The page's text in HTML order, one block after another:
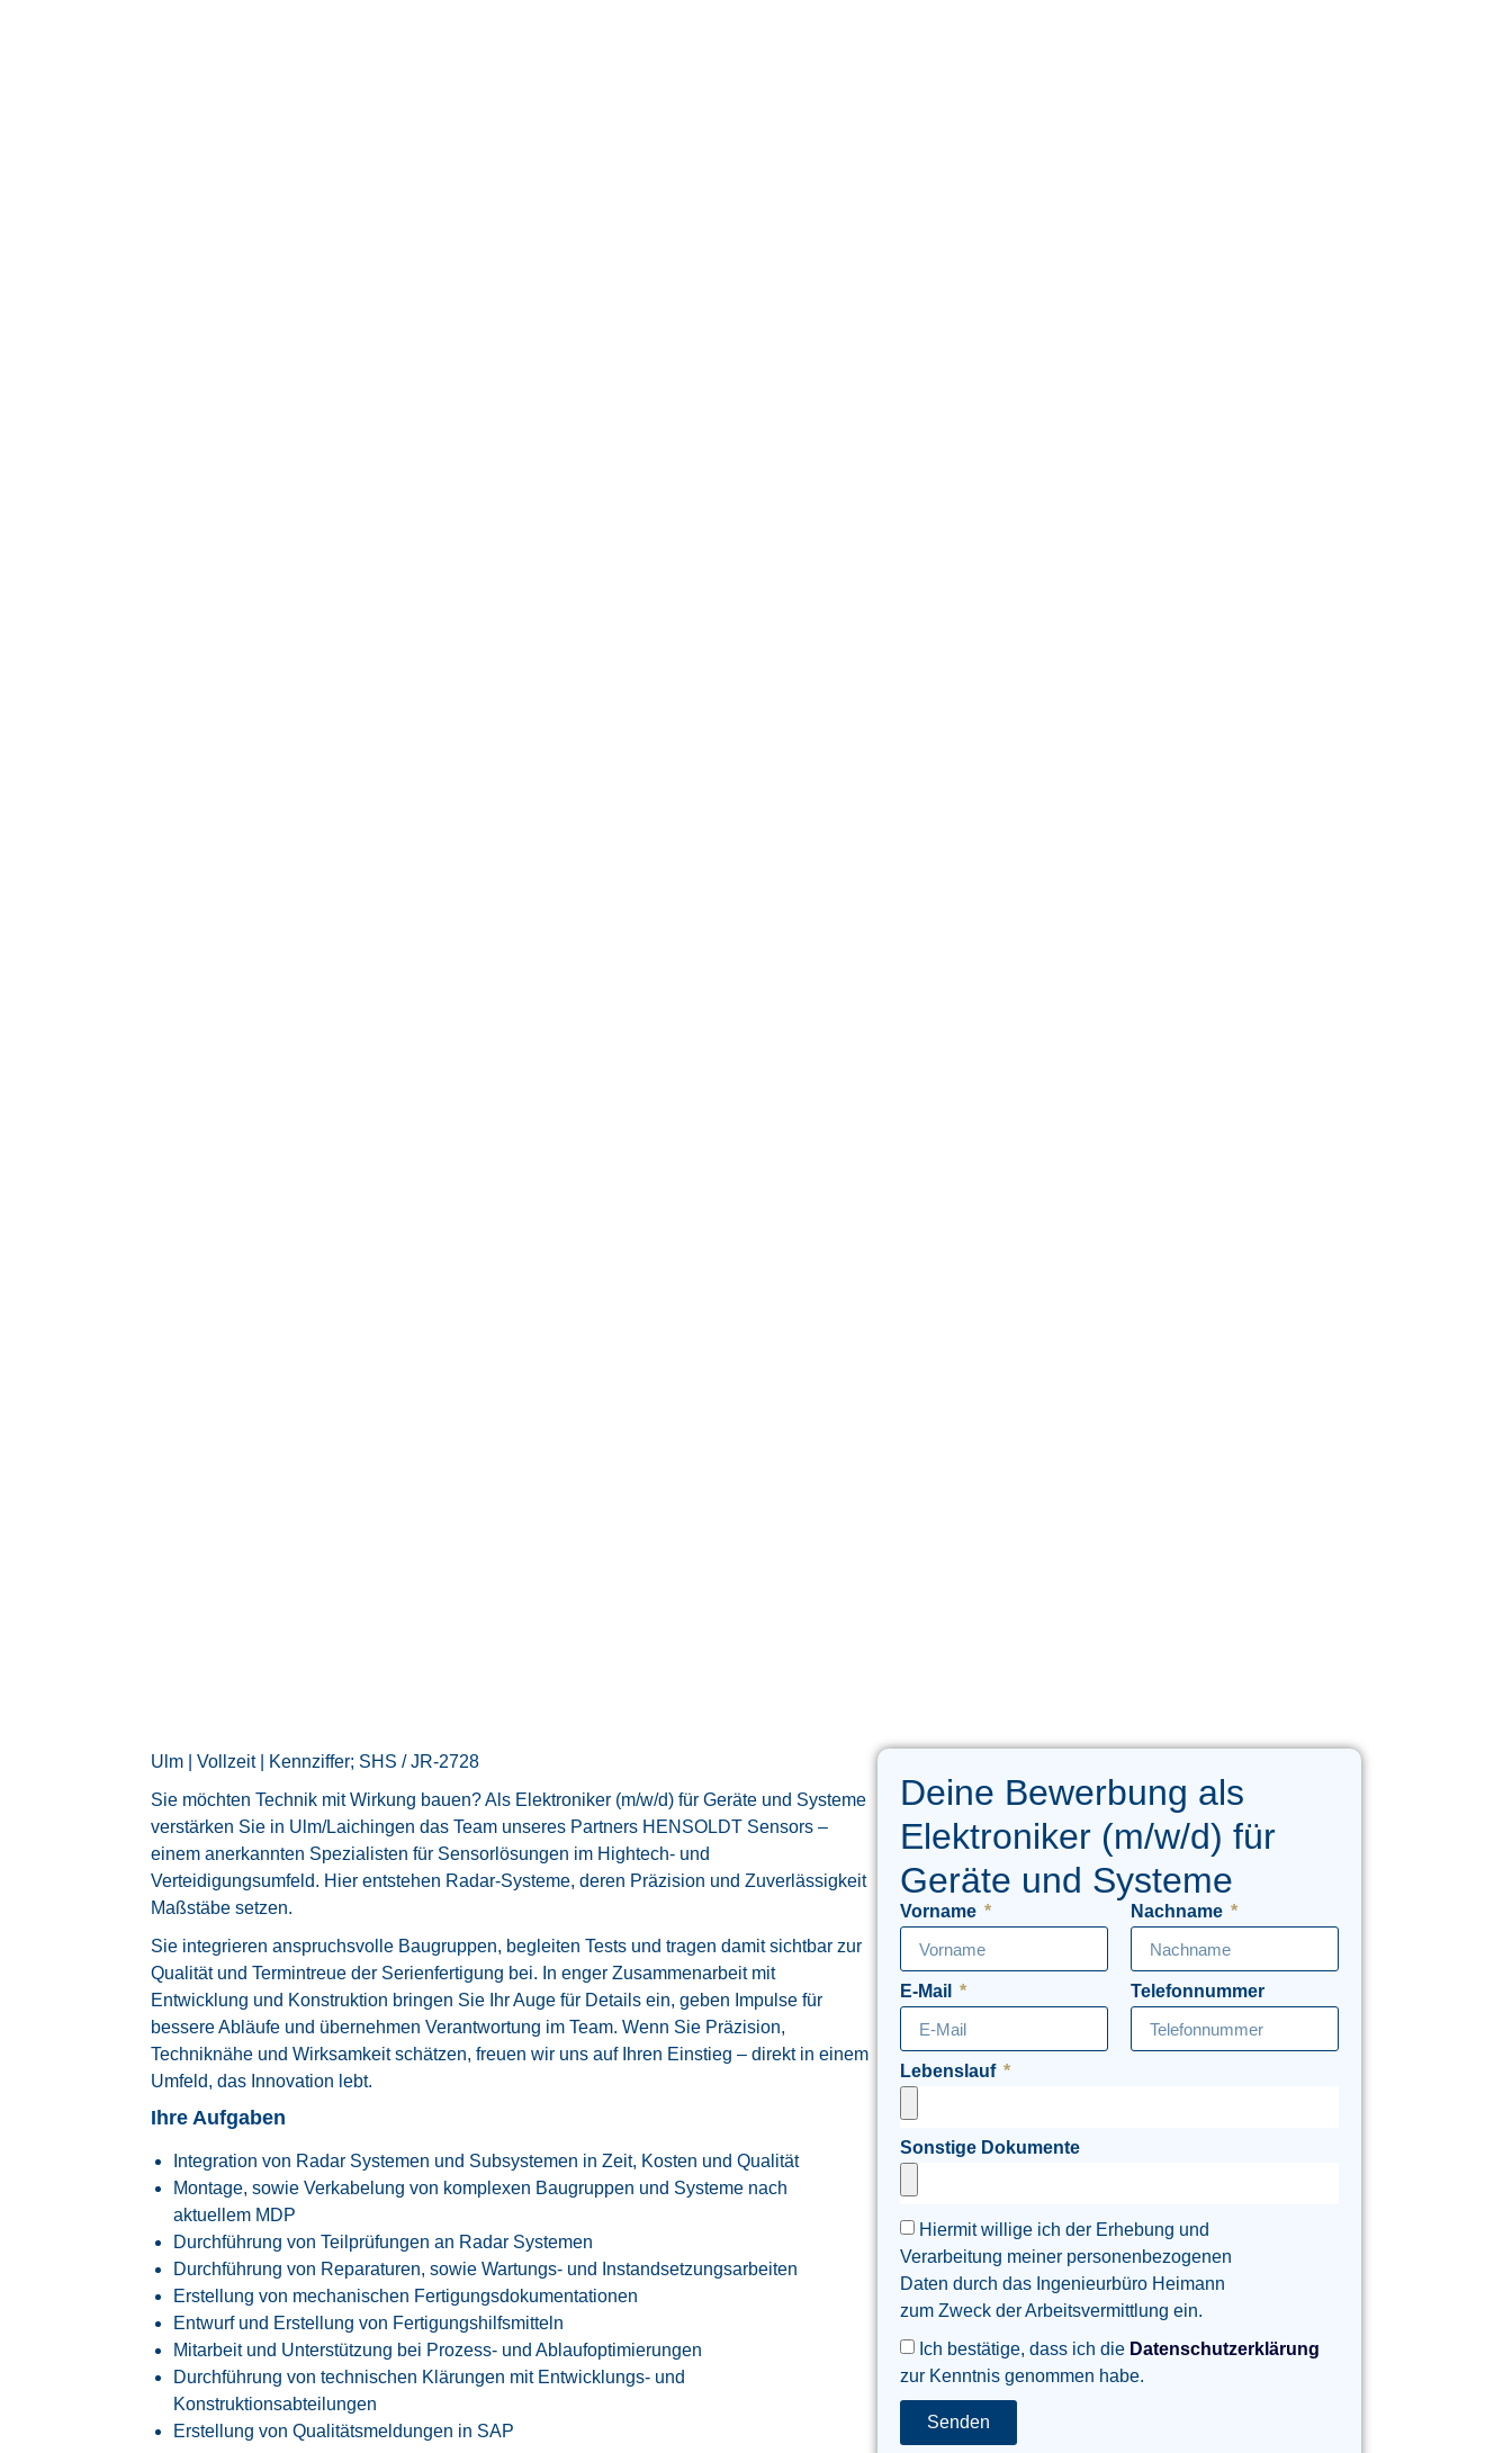
Ulm | Vollzeit | Kennziffer; SHS / JR-2728
Sie möchten Technik mit Wirkung bauen? Als Elektroniker (m/w/d) für Geräte und Systeme
verstärken Sie in Ulm/Laichingen das Team unseres Partners HENSOLDT Sensors –
einem anerkannten Spezialisten für Sensorlösungen im Hightech- und
Verteidigungsumfeld. Hier entstehen Radar‑Systeme, deren Präzision und Zuverlässigkeit
Maßstäbe setzen.
Sie integrieren anspruchsvolle Baugruppen, begleiten Tests und tragen damit sichtbar zur
Qualität und Termintreue der Serienfertigung bei. In enger Zusammenarbeit mit
Entwicklung und Konstruktion bringen Sie Ihr Auge für Details ein, geben Impulse für
bessere Abläufe und übernehmen Verantwortung im Team. Wenn Sie Präzision,
Techniknähe und Wirksamkeit schätzen, freuen wir uns auf Ihren Einstieg – direkt in einem
Umfeld, das Innovation lebt.
Ihre Aufgaben
Integration von Radar Systemen und Subsystemen in Zeit, Kosten und Qualität
Montage, sowie Verkabelung von komplexen Baugruppen und Systeme nach
aktuellem MDP
Durchführung von Teilprüfungen an Radar Systemen
Durchführung von Reparaturen, sowie Wartungs- und Instandsetzungsarbeiten
Erstellung von mechanischen Fertigungsdokumentationen
Entwurf und Erstellung von Fertigungshilfsmitteln
Mitarbeit und Unterstützung bei Prozess- und Ablaufoptimierungen
Durchführung von technischen Klärungen mit Entwicklungs- und
Konstruktionsabteilungen
Erstellung von Qualitätsmeldungen in SAP
Deine Bewerbung als
Elektroniker (m/w/d) für
Geräte und Systeme
Vorname Nachname
E-Mail Telefonnummer
Lebenslauf
Sonstige Dokumente
Hiermit willige ich der Erhebung und
Verarbeitung meiner personenbezogenen
Daten durch das Ingenieurbüro Heimann
zum Zweck der Arbeitsvermittlung ein.
Ich bestätige, dass ich die Datenschutzerklärung
zur Kenntnis genommen habe.
Senden